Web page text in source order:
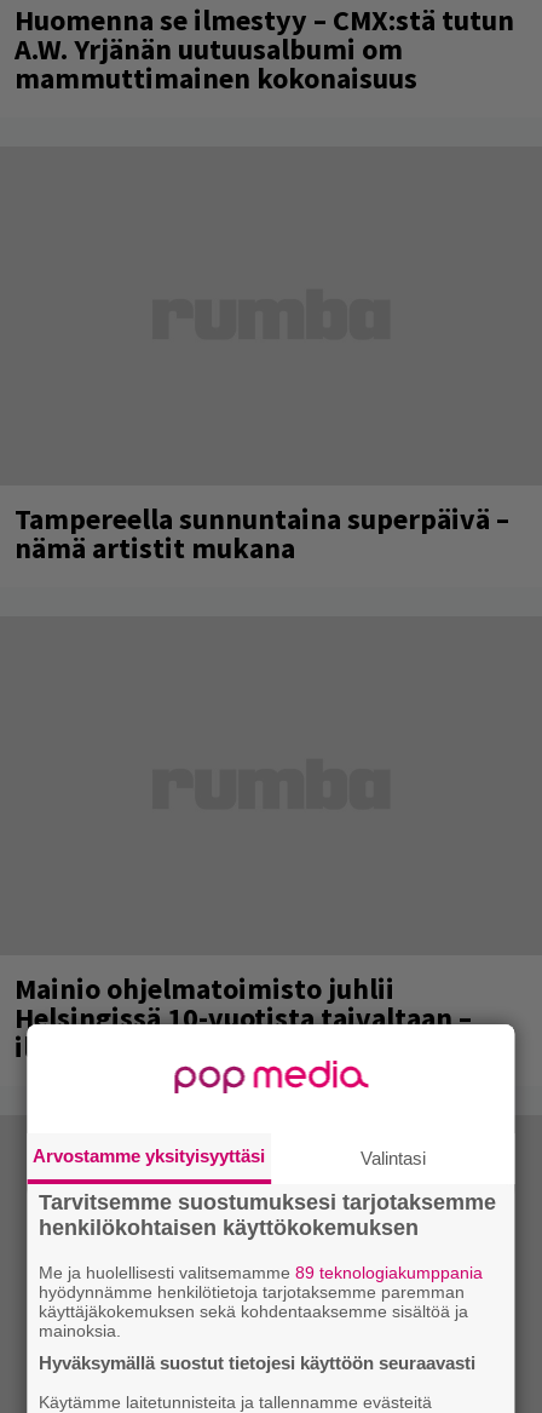
Huomenna se ilmestyy – CMX:stä tutun
A.W. Yrjänän uutuusalbumi om
mammuttimainen kokonaisuus
Tampereella sunnuntaina superpäivä –
nämä artistit mukana
Mainio ohjelmatoimisto juhlii
Helsingissä 10-vuotista taivaltaan –
ilmaistapahtumassa loistoesiintyjät
Arvostamme yksityisyyttäsi Valintasi
Tarvitsemme suostumuksesi tarjotaksemme
henkilökohtaisen käyttökokemuksen
Me ja huolellisesti valitsemamme89 teknologiakumppania
hyödynnämme henkilötietoja tarjotaksemme paremman
käyttäjäkokemuksen sekä kohdentaaksemme sisältöä ja
mainoksia.
Hyväksymällä suostut tietojesi käyttöön seuraavasti
Käytämme laitetunnisteita ja tallennamme evästeitä